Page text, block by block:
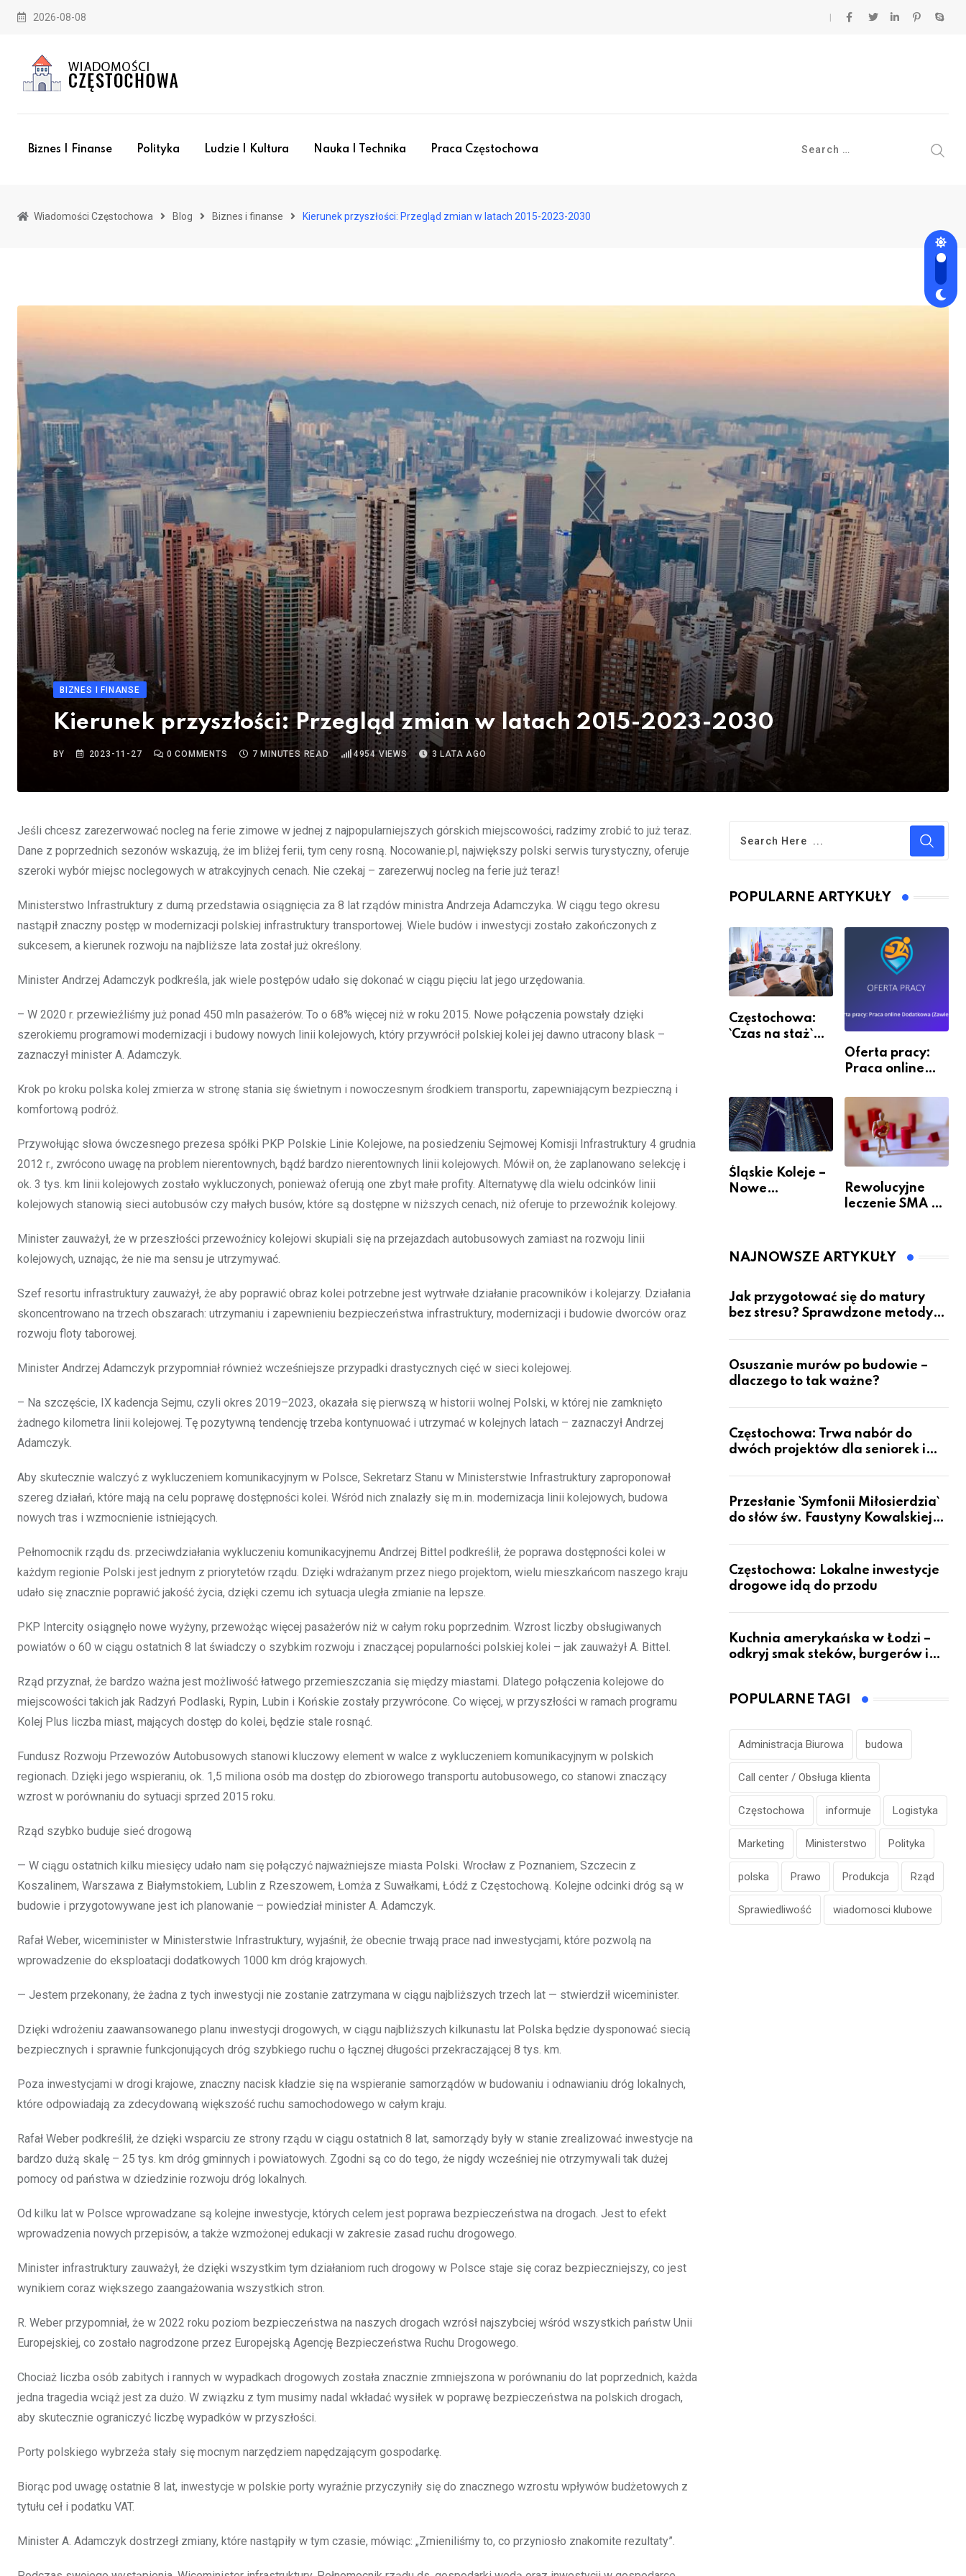
Skip
2026-08-08
Biznes I Finanse Polityka Ludzie I Kultura Nauka I Technika Praca Częstochowa
Wiadomości Częstochowa Blog Biznes i finanse Kierunek przyszłości: Przegląd zmian w latach 2015-2023-2030
BIZNES I FINANSE
Kierunek przyszłości: Przegląd zmian w latach 2015-2023-2030
BY 2023-11-27 0 COMMENTS 7 MINUTES READ 4954VIEWS 3 LATA AGO
Jeśli chcesz zarezerwować nocleg na ferie zimowe w jednej z najpopularniejszych górskich miejscowości, radzimy zrobić to już teraz.
Dane z poprzednich sezonów wskazują, że im bliżej ferii, tym ceny rosną. Nocowanie.pl, największy polski serwis turystyczny, oferuje
szeroki wybór miejsc noclegowych w atrakcyjnych cenach. Nie czekaj – zarezerwuj nocleg na ferie już teraz!
Ministerstwo Infrastruktury z dumą przedstawia osiągnięcia za 8 lat rządów ministra Andrzeja Adamczyka. W ciągu tego okresu
nastąpił znaczny postęp w modernizacji polskiej infrastruktury transportowej. Wiele budów i inwestycji zostało zakończonych z
sukcesem, a kierunek rozwoju na najbliższe lata został już określony.
Minister Andrzej Adamczyk podkreśla, jak wiele postępów udało się dokonać w ciągu pięciu lat jego urzędowania.
– W 2020 r. przewieźliśmy już ponad 450 mln pasażerów. To o 68% więcej niż w roku 2015. Nowe połączenia powstały dzięki
szerokiemu programowi modernizacji i budowy nowych linii kolejowych, który przywrócił polskiej kolei jej dawno utracony blask –
zaznaczył minister A. Adamczyk.
Krok po kroku polska kolej zmierza w stronę stania się świetnym i nowoczesnym środkiem transportu, zapewniającym bezpieczną i
komfortową podróż.
Przywołując słowa ówczesnego prezesa spółki PKP Polskie Linie Kolejowe, na posiedzeniu Sejmowej Komisji Infrastruktury 4 grudnia
2012 r., zwrócono uwagę na problem nierentownych, bądź bardzo nierentownych linii kolejowych. Mówił on, że zaplanowano selekcję i
ok. 3 tys. km linii kolejowych zostało wykluczonych, ponieważ oferują one zbyt małe profity. Alternatywę dla wielu odcinków linii
kolejowych stanowią sieci autobusów czy małych busów, które są dostępne w niższych cenach, niż oferuje to przewoźnik kolejowy.
Minister zauważył, że w przeszłości przewoźnicy kolejowi skupiali się na przejazdach autobusowych zamiast na rozwoju linii
kolejowych, uznając, że nie ma sensu je utrzymywać.
Szef resortu infrastruktury zauważył, że aby poprawić obraz kolei potrzebne jest wytrwałe działanie pracowników i kolejarzy. Działania
skoncentrowano na trzech obszarach: utrzymaniu i zapewnieniu bezpieczeństwa infrastruktury, modernizacji i budowie dworców oraz
rozwoju floty taborowej.
Minister Andrzej Adamczyk przypomniał również wcześniejsze przypadki drastycznych cięć w sieci kolejowej.
– Na szczęście, IX kadencja Sejmu, czyli okres 2019–2023, okazała się pierwszą w historii wolnej Polski, w której nie zamknięto
żadnego kilometra linii kolejowej. Tę pozytywną tendencję trzeba kontynuować i utrzymać w kolejnych latach – zaznaczył Andrzej
Adamczyk.
Aby skutecznie walczyć z wykluczeniem komunikacyjnym w Polsce, Sekretarz Stanu w Ministerstwie Infrastruktury zaproponował
szereg działań, które mają na celu poprawę dostępności kolei. Wśród nich znalazły się m.in. modernizacja linii kolejowych, budowa
nowych tras i wzmocnienie istniejących.
Pełnomocnik rządu ds. przeciwdziałania wykluczeniu komunikacyjnemu Andrzej Bittel podkreślił, że poprawa dostępności kolei w
każdym regionie Polski jest jednym z priorytetów rządu. Dzięki wdrażanym przez niego projektom, wielu mieszkańcom naszego kraju
udało się znacznie poprawić jakość życia, dzięki czemu ich sytuacja uległa zmianie na lepsze.
PKP Intercity osiągnęło nowe wyżyny, przewożąc więcej pasażerów niż w całym roku poprzednim. Wzrost liczby obsługiwanych
powiatów o 60 w ciągu ostatnich 8 lat świadczy o szybkim rozwoju i znaczącej popularności polskiej kolei – jak zauważył A. Bittel.
Rząd przyznał, że bardzo ważna jest możliwość łatwego przemieszczania się między miastami. Dlatego połączenia kolejowe do
miejscowości takich jak Radzyń Podlaski, Rypin, Lubin i Końskie zostały przywrócone. Co więcej, w przyszłości w ramach programu
Kolej Plus liczba miast, mających dostęp do kolei, będzie stale rosnąć.
Fundusz Rozwoju Przewozów Autobusowych stanowi kluczowy element w walce z wykluczeniem komunikacyjnym w polskich
regionach. Dzięki jego wspieraniu, ok. 1,5 miliona osób ma dostęp do zbiorowego transportu autobusowego, co stanowi znaczący
wzrost w porównaniu do sytuacji sprzed 2015 roku.
Rząd szybko buduje sieć drogową
— W ciągu ostatnich kilku miesięcy udało nam się połączyć najważniejsze miasta Polski. Wrocław z Poznaniem, Szczecin z
Koszalinem, Warszawa z Białymstokiem, Lublin z Rzeszowem, Łomża z Suwałkami, Łódź z Częstochową. Kolejne odcinki dróg są w
budowie i przygotowywane jest ich planowanie – powiedział minister A. Adamczyk.
Rafał Weber, wiceminister w Ministerstwie Infrastruktury, wyjaśnił, że obecnie trwają prace nad inwestycjami, które pozwolą na
wprowadzenie do eksploatacji dodatkowych 1000 km dróg krajowych.
— Jestem przekonany, że żadna z tych inwestycji nie zostanie zatrzymana w ciągu najbliższych trzech lat — stwierdził wiceminister.
Dzięki wdrożeniu zaawansowanego planu inwestycji drogowych, w ciągu najbliższych kilkunastu lat Polska będzie dysponować siecią
bezpiecznych i sprawnie funkcjonujących dróg szybkiego ruchu o łącznej długości przekraczającej 8 tys. km.
Poza inwestycjami w drogi krajowe, znaczny nacisk kładzie się na wspieranie samorządów w budowaniu i odnawianiu dróg lokalnych,
które odpowiadają za zdecydowaną większość ruchu samochodowego w całym kraju.
Rafał Weber podkreślił, że dzięki wsparciu ze strony rządu w ciągu ostatnich 8 lat, samorządy były w stanie zrealizować inwestycje na
bardzo dużą skalę – 25 tys. km dróg gminnych i powiatowych. Zgodni są co do tego, że nigdy wcześniej nie otrzymywali tak dużej
pomocy od państwa w dziedzinie rozwoju dróg lokalnych.
Od kilku lat w Polsce wprowadzane są kolejne inwestycje, których celem jest poprawa bezpieczeństwa na drogach. Jest to efekt
wprowadzenia nowych przepisów, a także wzmożonej edukacji w zakresie zasad ruchu drogowego.
Minister infrastruktury zauważył, że dzięki wszystkim tym działaniom ruch drogowy w Polsce staje się coraz bezpieczniejszy, co jest
wynikiem coraz większego zaangażowania wszystkich stron.
R. Weber przypomniał, że w 2022 roku poziom bezpieczeństwa na naszych drogach wzrósł najszybciej wśród wszystkich państw Unii
Europejskiej, co zostało nagrodzone przez Europejską Agencję Bezpieczeństwa Ruchu Drogowego.
Chociaż liczba osób zabitych i rannych w wypadkach drogowych została znacznie zmniejszona w porównaniu do lat poprzednich, każda
jedna tragedia wciąż jest za dużo. W związku z tym musimy nadal wkładać wysiłek w poprawę bezpieczeństwa na polskich drogach,
aby skutecznie ograniczyć liczbę wypadków w przyszłości.
Porty polskiego wybrzeża stały się mocnym narzędziem napędzającym gospodarkę.
Biorąc pod uwagę ostatnie 8 lat, inwestycje w polskie porty wyraźnie przyczyniły się do znacznego wzrostu wpływów budżetowych z
tytułu ceł i podatku VAT.
Minister A. Adamczyk dostrzegł zmiany, które nastąpiły w tym czasie, mówiąc: „Zmieniliśmy to, co przyniosło znakomite rezultaty”.
POPULARNE ARTYKUŁY
Częstochowa:
`Czas na staż`
Oferta pracy:
Praca online
(Zawiercie)
Śląskie Koleje –
Nowe
Rewolucyjne
leczenie SMA –
pacjentów?
NAJNOWSZE ARTYKUŁY
Jak przygotować się do matury
bez stresu? Sprawdzone metody
Osuszanie murów po budowie –
dlaczego to tak ważne?
Częstochowa: Trwa nabór do
dwóch projektów dla seniorek i
Przesłanie `Symfonii Miłosierdzia`
do słów św. Faustyny Kowalskiej
Częstochowa: Lokalne inwestycje
drogowe idą do przodu
Kuchnia amerykańska w Łodzi –
odkryj smak steków, burgerów i
POPULARNE TAGI
Administracja Biurowa budowa
Call center / Obsługa klienta
Częstochowa informuje Logistyka
Marketing Ministerstwo Polityka
polska Prawo Produkcja Rząd
Sprawiedliwość wiadomosci klubowe